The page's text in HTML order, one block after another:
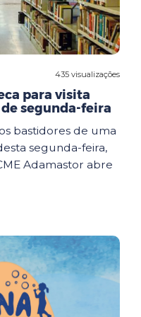
435 visualizações
para visita
segunda-feira
bastidores de uma
segunda-feira,
Adamastor abre